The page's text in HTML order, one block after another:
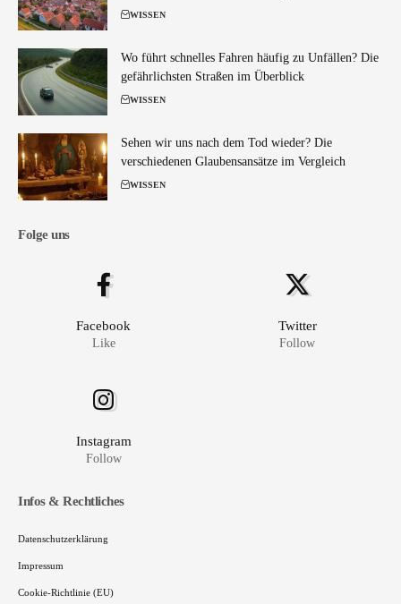
WISSEN
Wo führt schnelles Fahren häufig zu Unfällen? Die
gefährlichsten Straßen im Überblick
WISSEN
Sehen wir uns nach dem Tod wieder? Die
verschiedenen Glaubensansätze im Vergleich
WISSEN
Folge uns
Facebook
Like
Twitter
Follow
Instagram
Follow
Infos & Rechtliches
Datenschutzerklärung
Impressum
Cookie-Richtlinie (EU)